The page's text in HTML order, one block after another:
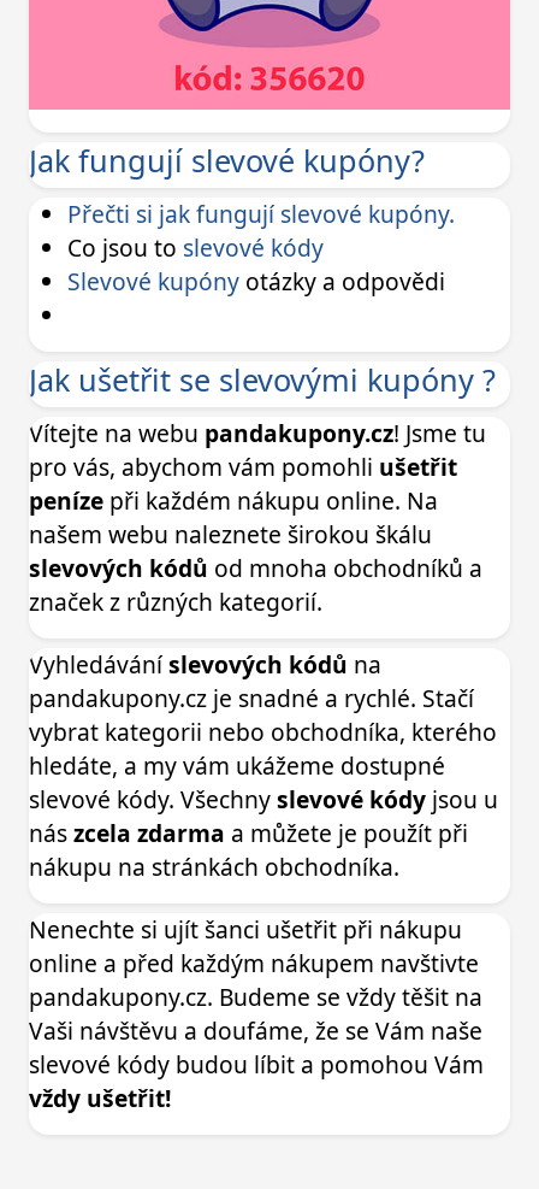
Jak fungují slevové kupóny?
Přečti si jak fungují slevové kupóny.
Co jsou to slevové kódy
Slevové kupóny otázky a odpovědi
Jak ušetřit se slevovými kupóny ?
Vítejte na webu pandakupony.cz! Jsme tu
pro vás, abychom vám pomohli ušetřit
peníze při každém nákupu online. Na
našem webu naleznete širokou škálu
slevových kódů od mnoha obchodníků a
značek z různých kategorií.
Vyhledáváníslevových kódů na
pandakupony.cz je snadné a rychlé. Stačí
vybrat kategorii nebo obchodníka, kterého
hledáte, a my vám ukážeme dostupné
slevové kódy. Všechnyslevové kódy jsou u
nászcela zdarma a můžete je použít při
nákupu na stránkách obchodníka.
Nenechte si ujít šanci ušetřit při nákupu
online a před každým nákupem navštivte
pandakupony.cz. Budeme se vždy těšit na
Vaši návštěvu a doufáme, že se Vám naše
slevové kódy budou líbit a pomohou Vám
vždy ušetřit!